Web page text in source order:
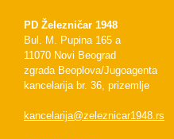
PD Železničar 1948
Bul. M. Pupina 165 a
11070 Novi Beograd
zgrada Beoplova/Jugoagenta
kancelarija br. 36, prizemlje
kancelarija@zeleznicar1948.rs